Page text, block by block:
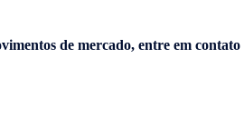
de mercado, entre em contato